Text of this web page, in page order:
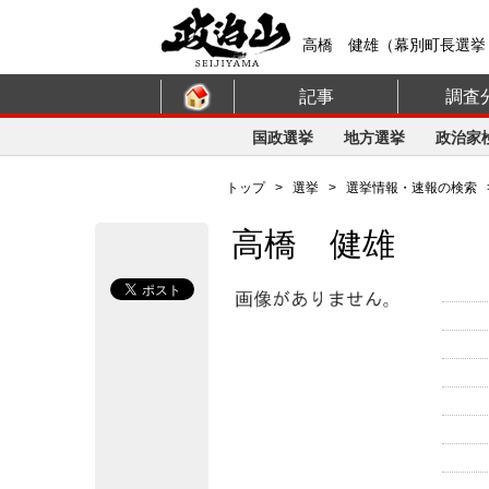
高橋 健雄（幕別町長選
記事 調査
国政選挙 地方選挙 政治家
トップ> 選挙 > 選挙情報・速報の検索
高橋 健雄